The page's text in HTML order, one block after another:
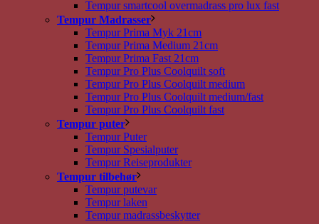
Tempur smartcool overmadrass pro lux fast
Tempur Madrasser
Tempur Prima Myk 21cm
Tempur Prima Medium 21cm
Tempur Prima Fast 21cm
Tempur Pro Plus Coolquilt soft
Tempur Pro Plus Coolquilt medium
Tempur Pro Plus Coolquilt medium/fast
Tempur Pro Plus Coolquilt fast
Tempur puter
Tempur Puter
Tempur Spesialputer
Tempur Reiseprodukter
Tempur tilbehør
Tempur putevar
Tempur laken
Tempur madrassbeskytter